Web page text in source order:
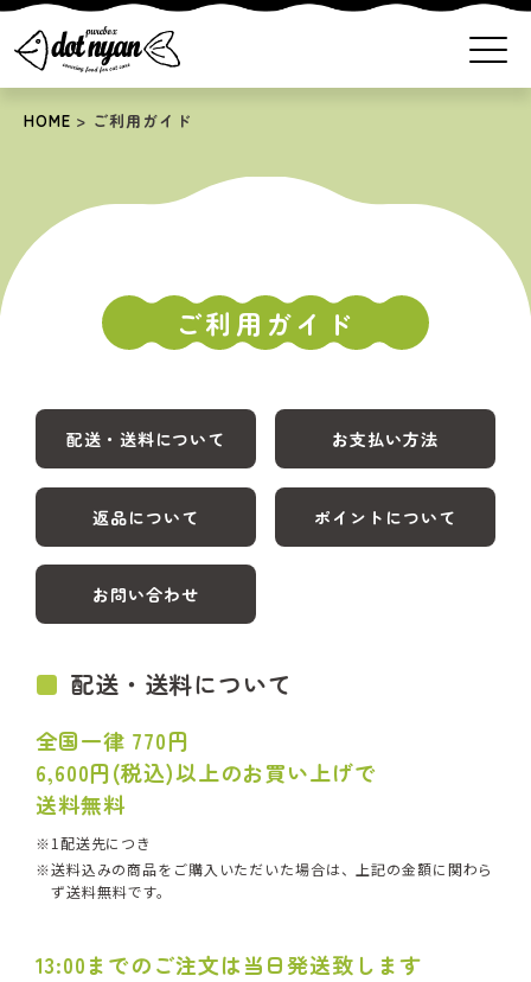
HOME ご利用ガイド
ご利用ガイド
配送・送料について お支払い方法
返品について ポイント について
お問い合わせ
配送・送料について
全国一律 770円
6,600円(税込)以上のお買い上げで
送料無料
1配送先につき
送料込みの商品をご購入いただいた場合は、上記の金額に関わら
ず送料無料です。
13:00までのご注文は当日発送致します